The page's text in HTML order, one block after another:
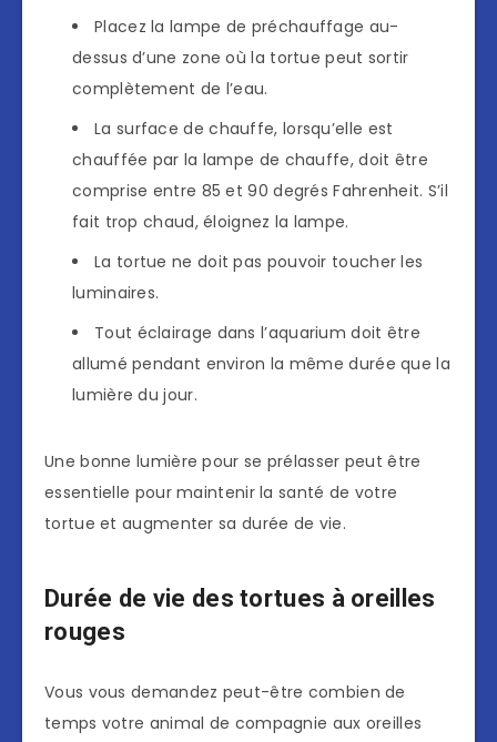
Placez la lampe de préchauffage au-
dessus d’une zone où la tortue peut sortir
complètement de l’eau.
La surface de chauffe, lorsqu’elle est
chauffée par la lampe de chauffe, doit être
comprise entre 85 et 90 degrés Fahrenheit. S’il
fait trop chaud, éloignez la lampe.
La tortue ne doit pas pouvoir toucher les
luminaires.
Tout éclairage dans l’aquarium doit être
allumé pendant environ la même durée que la
lumière du jour.
Une bonne lumière pour se prélasser peut être
essentielle pour maintenir la santé de votre
tortue et augmenter sa durée de vie.
Durée de vie des tortues à oreilles
rouges
Vous vous demandez peut-être combien de
temps votre animal de compagnie aux oreilles